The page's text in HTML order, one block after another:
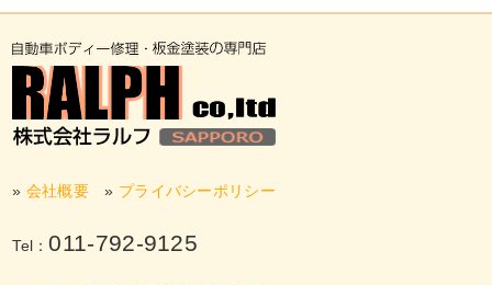
» 会社概要 » プライバシーポリシー
Tel：011-792-9125